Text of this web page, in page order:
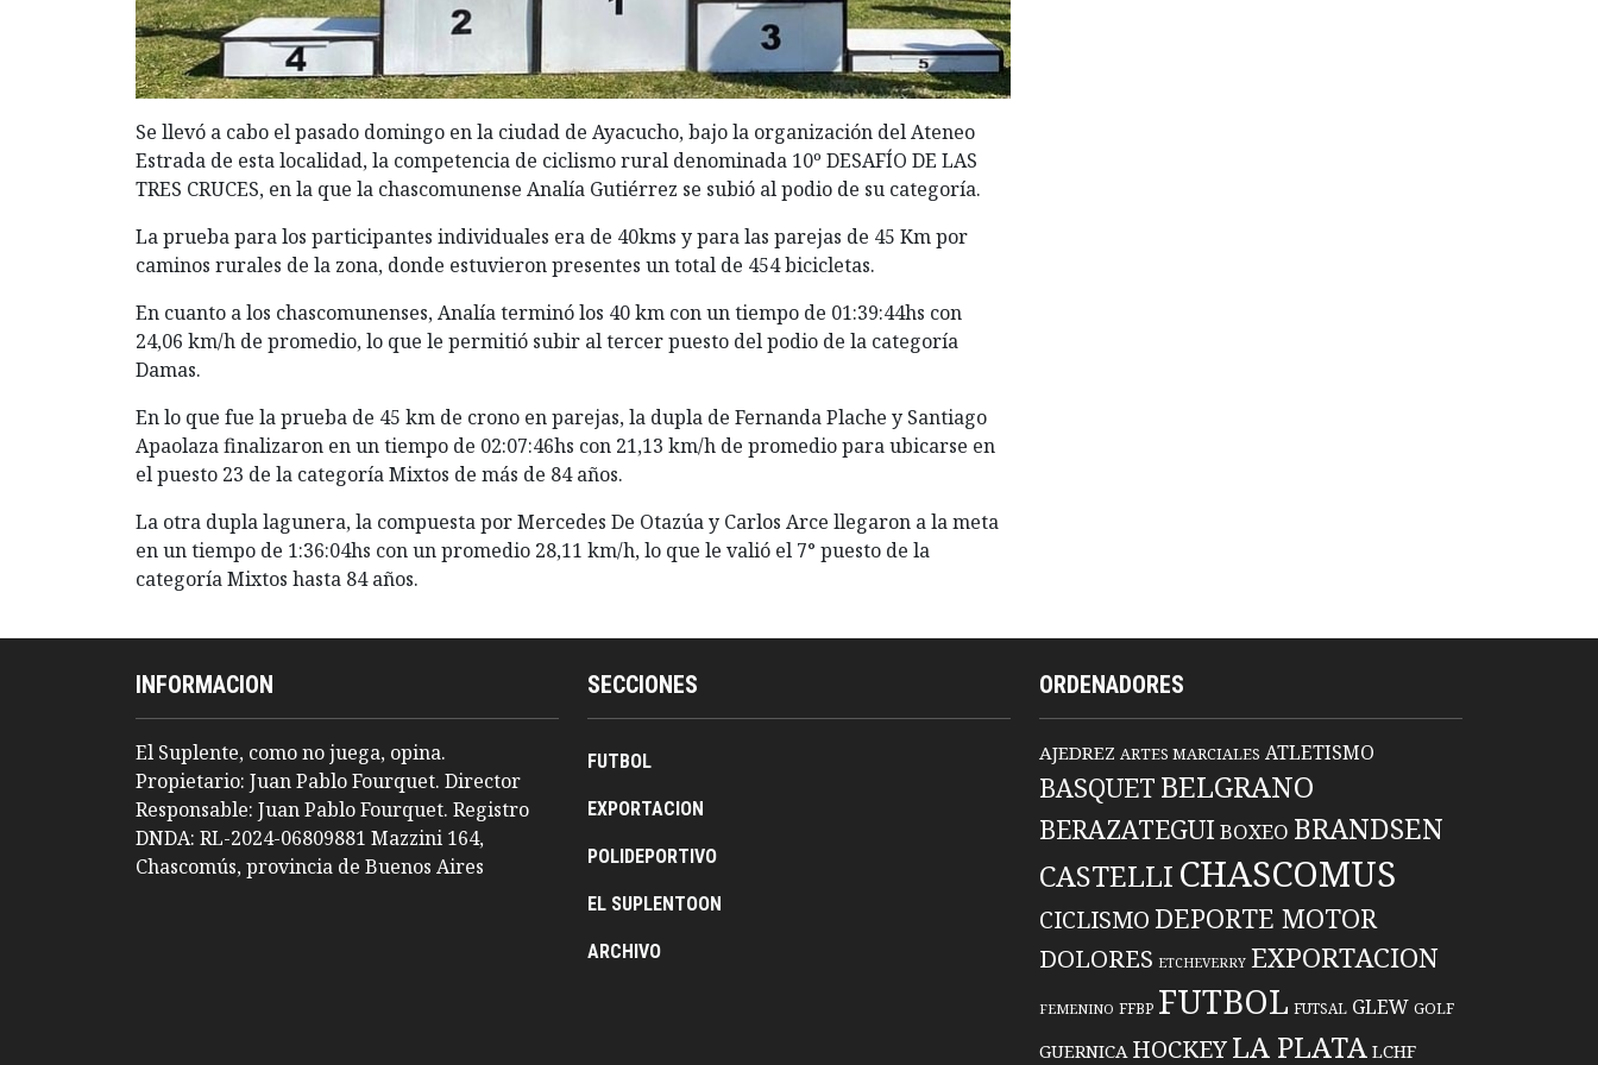
Se llevó a cabo el pasado domingo en la ciudad de Ayacucho, bajo la organización del Ateneo
Estrada de esta localidad, la competencia de ciclismo rural denominada 10º DESAFÍO DE LAS
TRES CRUCES, en la que la chascomunense Analía Gutiérrez se subió al podio de su categoría.
La prueba para los participantes individuales era de 40kms y para las parejas de 45 Km por
caminos rurales de la zona, donde estuvieron presentes un total de 454 bicicletas.
En cuanto a los chascomunenses, Analía terminó los 40 km con un tiempo de 01:39:44hs con
24,06 km/h de promedio, lo que le permitió subir al tercer puesto del podio de la categoría
Damas.
En lo que fue la prueba de 45 km de crono en parejas, la dupla de Fernanda Plache y Santiago
Apaolaza finalizaron en un tiempo de 02:07:46hs con 21,13 km/h de promedio para ubicarse en
el puesto 23 de la categoría Mixtos de más de 84 años.
La otra dupla lagunera, la compuesta por Mercedes De Otazúa y Carlos Arce llegaron a la meta
en un tiempo de 1:36:04hs con un promedio 28,11 km/h, lo que le valió el 7° puesto de la
categoría Mixtos hasta 84 años.
INFORMACION
El Suplente, como no juega, opina.
Propietario: Juan Pablo Fourquet. Director
Responsable: Juan Pablo Fourquet. Registro
DNDA: RL-2024-06809881 Mazzini 164,
Chascomús, provincia de Buenos Aires
SECCIONES
FUTBOL
EXPORTACION
POLIDEPORTIVO
EL SUPLENTOON
ARCHIVO
ORDENADORES
AJEDREZ ARTES MARCIALES ATLETISMO
BASQUET BELGRANO
BERAZATEGUIBOXEO BRANDSEN
CASTELLI CHASCOMUS
CICLISMO DEPORTE MOTOR
DOLORES ETCHEVERRY EXPORTACION
FEMENINO FFBP FUTBOL FUTSAL GLEW GOLF
GUERNICA HOCKEYLA PLATA LCHF